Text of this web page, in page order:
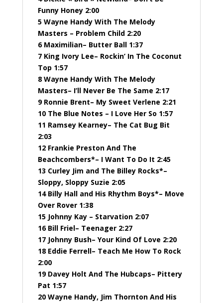
Funny Honey 2:00
5 Wayne Handy With The Melody
Masters – Problem Child 2:20
6 Maximilian– Butter Ball 1:37
7 King Ivory Lee– Rockin’ In The Coconut
Top 1:57
8 Wayne Handy With The Melody
Masters– I’ll Never Be The Same 2:17
9 Ronnie Brent– My Sweet Verlene 2:21
10 The Blue Notes – I Love Her So 1:57
11 Ramsey Kearney– The Cat Bug Bit
2:03
12 Frankie Preston And The
Beachcombers*– I Want To Do It 2:45
13 Curley Jim and The Billey Rocks*–
Sloppy, Sloppy Suzie 2:05
14 Billy Hall and His Rhythm Boys*– Move
Over Rover 1:38
15 Johnny Kay – Starvation 2:07
16 Bill Friel– Teenager 2:27
17 Johnny Bush– Your Kind Of Love 2:20
18 Eddie Ferrell– Teach Me How To Rock
2:00
19 Davey Holt And The Hubcaps– Pittery
Pat 1:57
20 Wayne Handy, Jim Thornton And His